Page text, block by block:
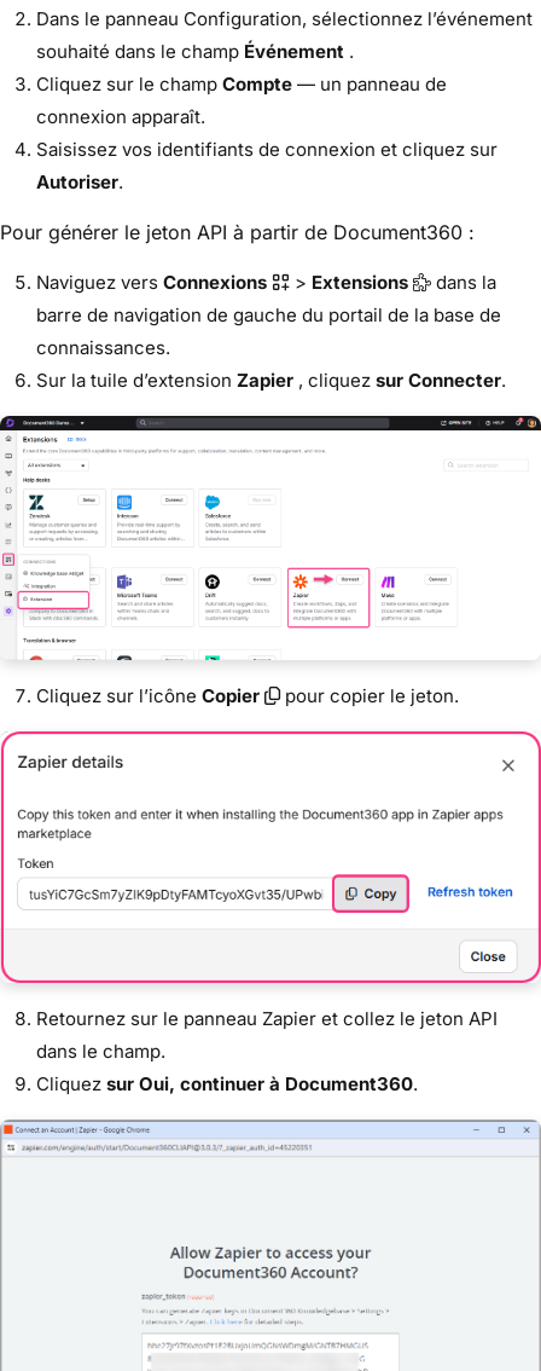
Dans le panneau Configuration, sélectionnez l’événement
souhaité dans le champ Événement .
Cliquez sur le champ Compte — un panneau de
connexion apparaît.
Saisissez vos identifiants de connexion et cliquez sur
Autoriser.
Pour générer le jeton API à partir de Document360 :
Naviguez vers Connexions > Extensions
dans la
barre de navigation de gauche du portail de la base de
connaissances.
Sur la tuile d’extension Zapier , cliquez sur Connecter.
Cliquez sur l’icône Copier pour copier le jeton.
Retournez sur le panneau Zapier et collez le jeton API
dans le champ.
Cliquez sur Oui, continuer à Document360.